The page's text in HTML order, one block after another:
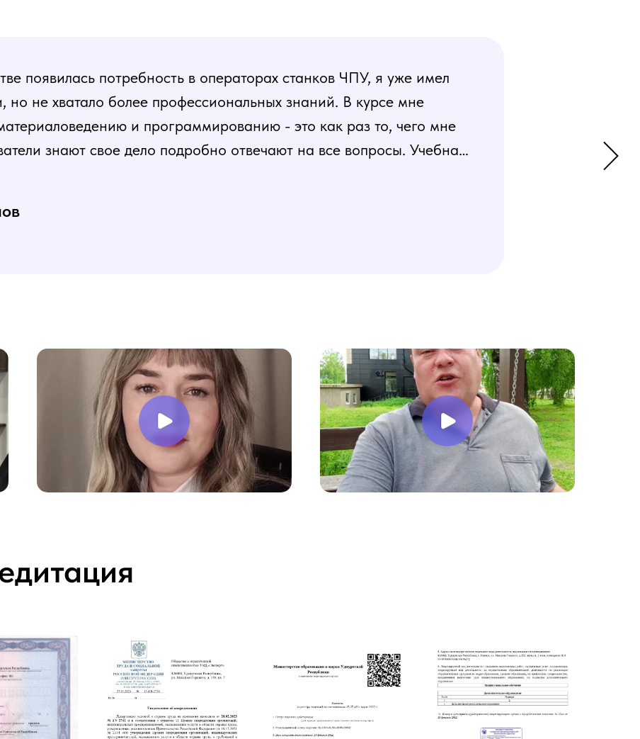
появилась потребность в операторах станков ЧПУ, я уже имел
но не хватало более профессиональных знаний. В курсе мне
и программированию - это как раз то, чего мне
знают свое дело подробно отвечают на все вопросы. Учебная
постепенная, это очень облегчает процесс усвоения материала.